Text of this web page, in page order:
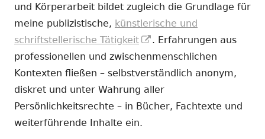
und Körperarbeit bildet zugleich die Grundlage für
meine publizistische, künstlerische und
schriftstellerische Tätigkeit
In
neuem
Fenster
öffnen
. Erfahrungen aus
professionellen und zwischenmenschlichen
Kontexten fließen – selbstverständlich anonym,
diskret und unter Wahrung aller
Persönlichkeitsrechte – in Bücher, Fachtexte und
weiterführende Inhalte ein.